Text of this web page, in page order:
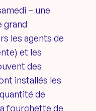
– une
grand
les agents de
et les
des
installés les
de
fourchette de